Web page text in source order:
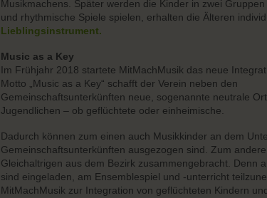
Musikmachens. Später werden die Kinder in zwei
und rhythmische Spiele spielen, erhalten die Älteren
Lieblingsinstrument.
Music as a Key
Im Frühjahr 2018 startete MitMachMusik das neue
Motto „Music as a Key“ schafft der Verein neben den
Gemeinschaftsunterkünften neue, sogenannte neutrale
Jugendlichen – ob geflüchtete oder einheimische.
Dadurch können zum einen auch Musikkinder an dem
Gemeinschaftsunterkünften ausgezogen sind. Zum
Gleichaltrigen aus dem Bezirk zusammengebracht. Denn
sind eingeladen, am Ensemblespiel und -unterricht
MitMachMusik zur Integration von geflüchteten Kindern